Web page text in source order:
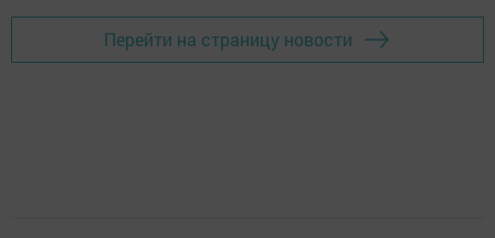
Перейти на страницу новости